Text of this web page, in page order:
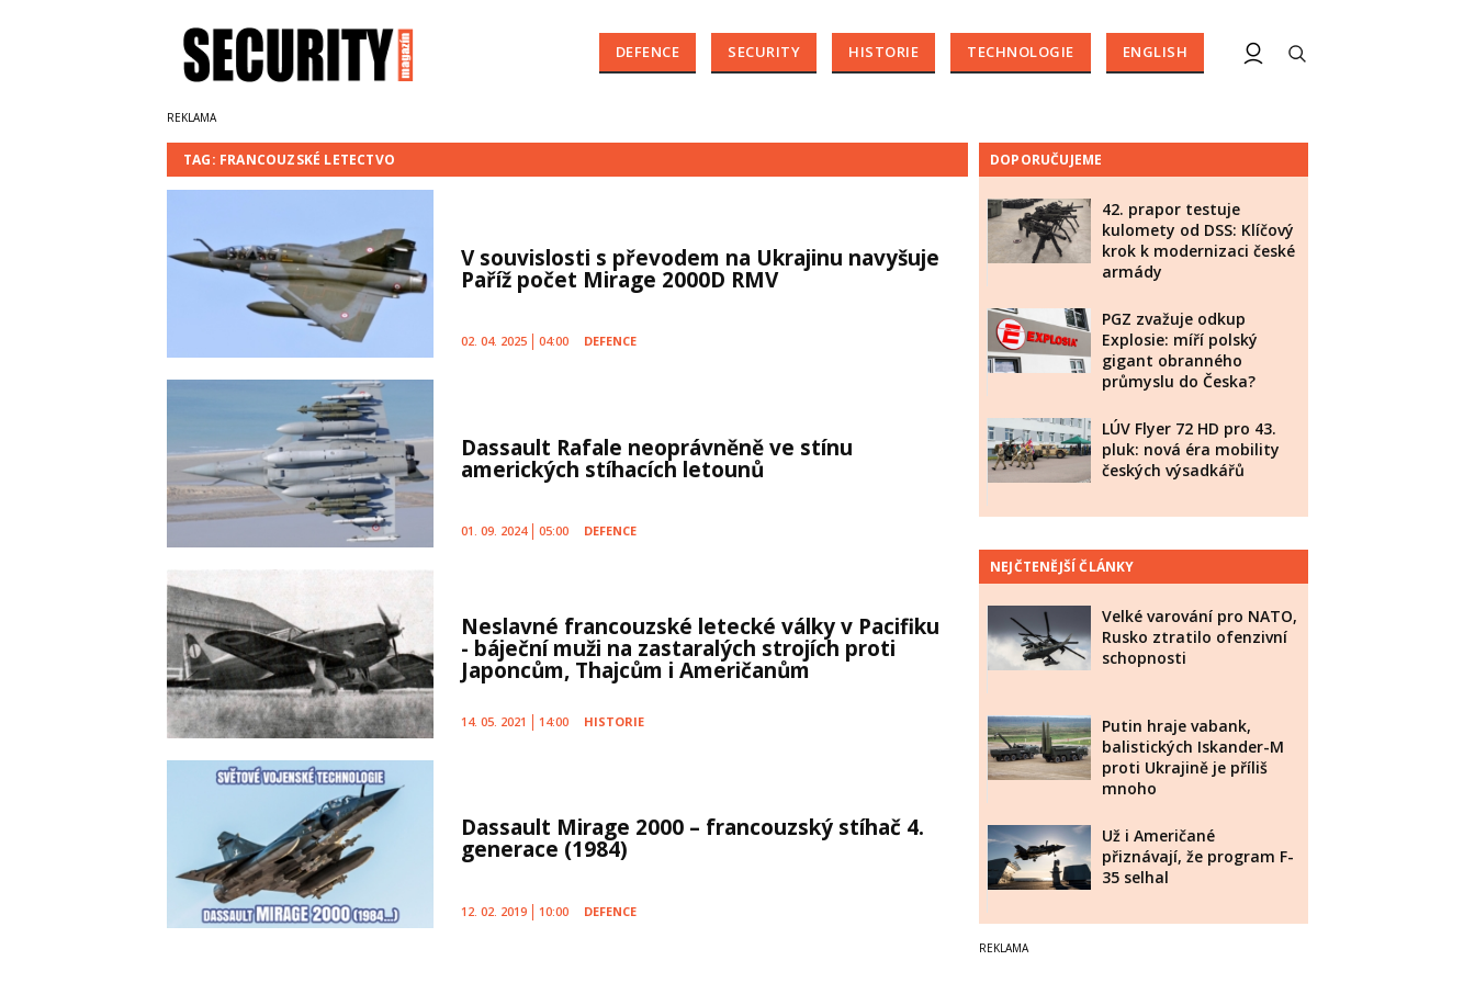
DEFENCE SECURITY HISTORIE TECHNOLOGIE ENGLISH
TAG: FRANCOUZSKÉ LETECTVO
V souvislosti s převodem na Ukrajinu navyšuje
Paříž počet Mirage 2000D RMV
02. 04. 2025 04:00 DEFENCE
Dassault Rafale neoprávněně ve stínu
amerických stíhacích letounů
01. 09. 2024 05:00 DEFENCE
Neslavné francouzské letecké války v Pacifiku
- báječní muži na zastaralých strojích proti
Japoncům, Thajcům i Američanům
14. 05. 2021 14:00 HISTORIE
Dassault Mirage 2000 – francouzský stíhač 4.
generace (1984)
12. 02. 2019 10:00 DEFENCE
DOPORUČUJEME
42. prapor testuje
kulomety od DSS: Klíčový
krok k modernizaci české
armády
PGZ zvažuje odkup
Explosie: míří polský
gigant obranného
průmyslu do Česka?
LÚV Flyer 72 HD pro 43.
pluk: nová éra mobility
českých výsadkářů
NEJČTENĚJŠÍ ČLÁNKY
Velké varování pro NATO,
Rusko ztratilo ofenzivní
schopnosti
Putin hraje vabank,
balistických Iskander-M
proti Ukrajině je příliš
mnoho
Už i Američané
přiznávají, že program F-
35 selhal